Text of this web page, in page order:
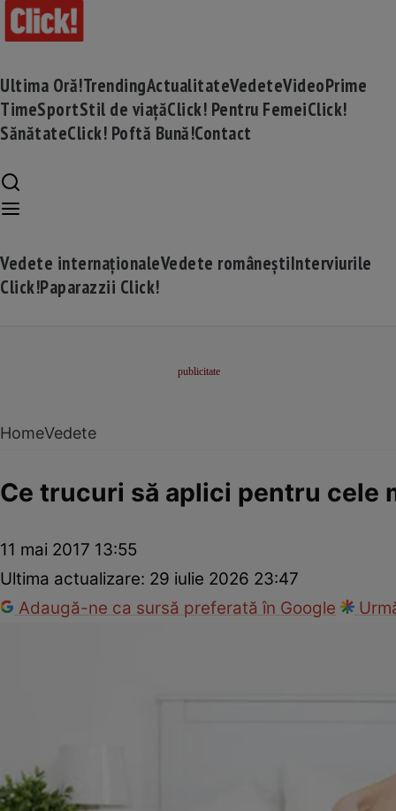
Ultima Oră!TrendingActualitateVedeteVideoPrime
TimeSportStil de viațăClick! Pentru FemeiClick!
SănătateClick! Poftă Bună!Contact
Vedete internaționaleVedete româneștiInterviurile
Click!Paparazzii Click!
HomeVedete
Ce trucuri să aplici pentru cele
11 mai 2017 13:55
Ultima actualizare: 29 iulie 2026 23:47
Adaugă-ne ca sursă preferată în Google